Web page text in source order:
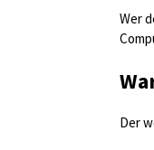
Wer
Der